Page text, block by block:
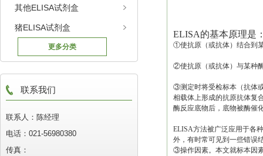
其他ELISA试剂盒
猪ELISA试剂盒
更多分类
联系我们
联系人：陈经理
电话：021-56980380
传真：
ELISA的基本原理是
①使抗原（或抗体）结合到
②使抗原（或抗体）与某种
③测定时将受检标本（抗体
相载体上形成的抗原抗体复
酶反应底物后，底物被酶催
ELISA方法被广泛应用于各
外，有时常可见到一些错误
③操作因素。本文就标本因